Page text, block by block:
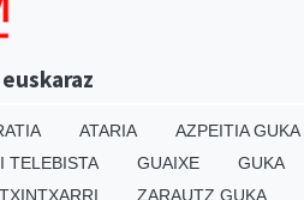
ATARIA AZPEITIA GUKA
TELEBISTA GUAIXE GUKA
TXINTXARRI ZARAUTZ GUKA